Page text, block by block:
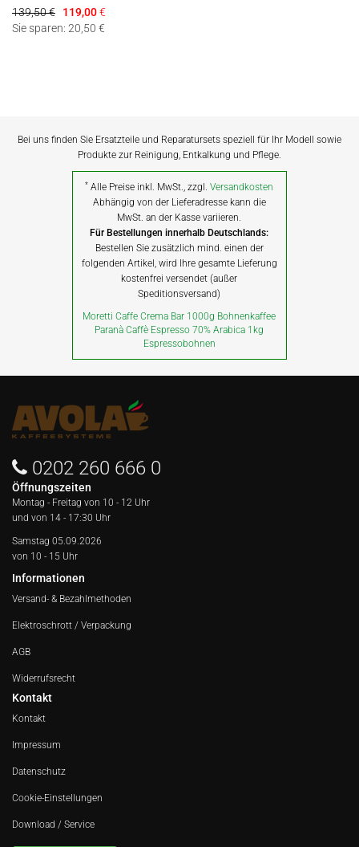
139,50 € 119,00€
Sie sparen: 20,50 €
Bei uns finden Sie Ersatzteile und Reparatursets speziell für Ihr Modell sowie
Produkte zur Reinigung, Entkalkung und Pflege.
* Alle Preise inkl. MwSt., zzgl.Versandkosten
Abhängig von der Lieferadresse kann die
MwSt. an der Kasse variieren.
Für Bestellungen innerhalb Deutschlands:
Bestellen Sie zusätzlich mind. einen der
folgenden Artikel, wird Ihre gesamte Lieferung
kostenfrei versendet (außer
Speditionsversand)
Moretti Caffe Crema Bar 1000g Bohnenkaffee
Paranà Caffè Espresso 70% Arabica 1kg
Espressobohnen
0202 260 666 0
Öffnungszeiten
Montag - Freitag von 10 - 12 Uhr
und von 14 - 17:30 Uhr
Samstag 05.09.2026
von 10 - 15 Uhr
Informationen
Versand- & Bezahlmethoden
Elektroschrott / Verpackung
AGB
Widerrufsrecht
Kontakt
Kontakt
Impressum
Datenschutz
Cookie-Einstellungen
Download / Service